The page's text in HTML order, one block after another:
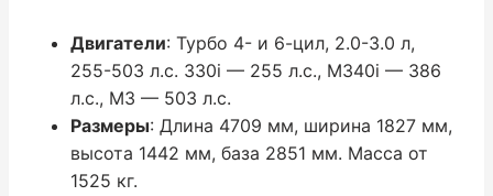
Двигатели: Турбо 4- и 6-цил, 2.0-3.0 л,
255-503 л.с. 330i — 255 л.с., M340i — 386
л.с., M3 — 503 л.с.
Размеры: Длина 4709 мм, ширина 1827 мм,
высота 1442 мм, база 2851 мм. Масса от
1525 кг.